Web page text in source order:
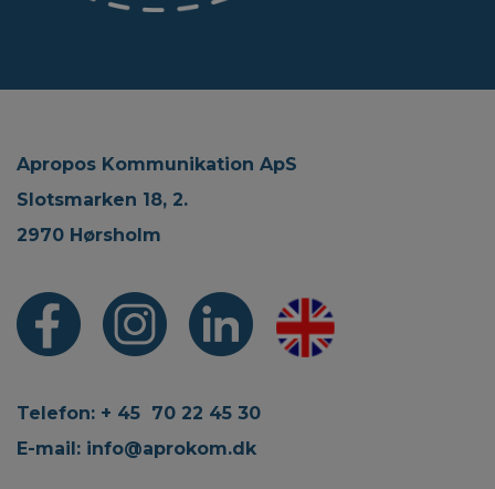
Apropos Kommunikation ApS
Slotsmarken 18, 2.
2970 Hørsholm
Telefon: + 45 70 22 45 30
E-mail: info@aprokom.dk